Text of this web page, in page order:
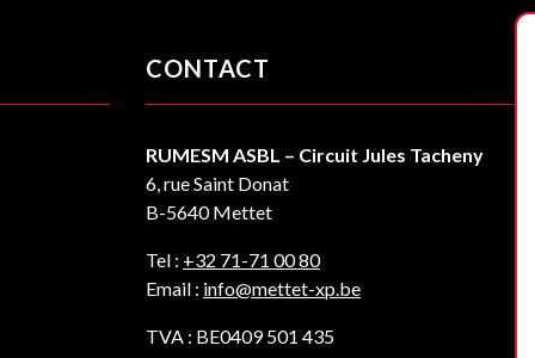
CONTACT
RUMESM ASBL – Circuit Jules Tacheny
6, rue Saint Donat
B-5640 Mettet
Tel : +32 71-71 00 80
Email : info@mettet-xp.be
TVA : BE0409 501 435